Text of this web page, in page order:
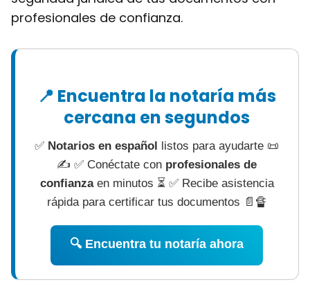
profesionales de confianza.
📍 Encuentra la notaría más
cercana en segundos
✅ Notarios en español listos para ayudarte 📜
✍ ✅ Conéctate con profesionales de
confianzaen minutos ⏳ ✅ Recibe asistencia
rápida para certificar tus documentos 📄🔏
🔍 Encuentra tu notaría ahora